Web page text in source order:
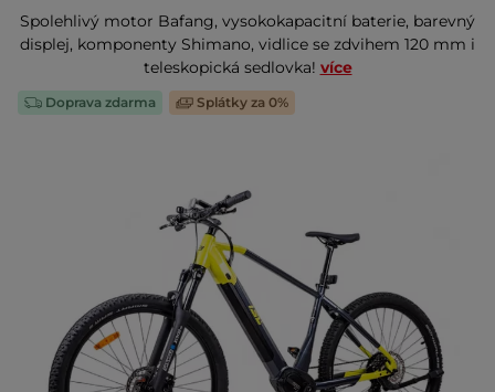
Spolehlivý motor Bafang, vysokokapacitní baterie, barevný
displej, komponenty Shimano, vidlice se zdvihem 120 mm i
teleskopická sedlovka! více
Doprava zdarma Splátky za 0%